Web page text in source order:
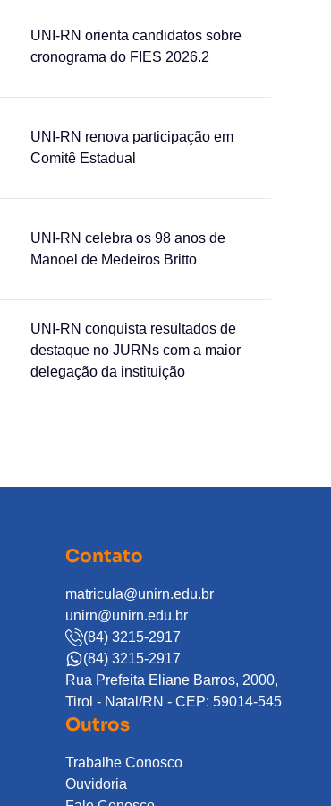
UNI-RN orienta candidatos sobre
cronograma do FIES 2026.2
UNI-RN renova participação em
Comitê Estadual
UNI-RN celebra os 98 anos de
Manoel de Medeiros Britto
UNI-RN conquista resultados de
destaque no JURNs com a maior
delegação da instituição
Contato
matricula@unirn.edu.br
unirn@unirn.edu.br
(84) 3215-2917
(84) 3215-2917
Rua Prefeita Eliane Barros, 2000,
Tirol - Natal/RN - CEP: 59014-545
Outros
Trabalhe Conosco
Ouvidoria